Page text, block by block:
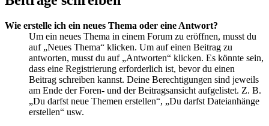
Wie erstelle ich ein neues Thema oder eine Antwort?
Um ein neues Thema in einem Forum zu eröffnen, musst du
auf „Neues Thema“ klicken. Um auf einen Beitrag zu
antworten, musst du auf „Antworten“ klicken. Es könnte sein,
dass eine Registrierung erforderlich ist, bevor du einen
Beitrag schreiben kannst. Deine Berechtigungen sind jeweils
am Ende der Foren- und der Beitragsansicht aufgelistet. Z. B.
„Du darfst neue Themen erstellen“, „Du darfst Dateianhänge
erstellen“ usw.